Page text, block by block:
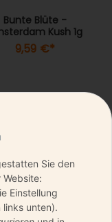
Bunte Blüte -
Kush 1g
9,59 €*
KEINE DEALS
Sie den
Einstellung
unten).